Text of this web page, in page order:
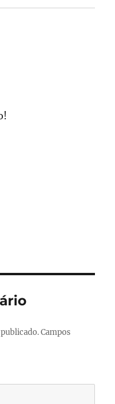
Campos